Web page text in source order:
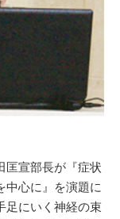
宣部長が『症状
心に』を演題に
足にいく神経の束